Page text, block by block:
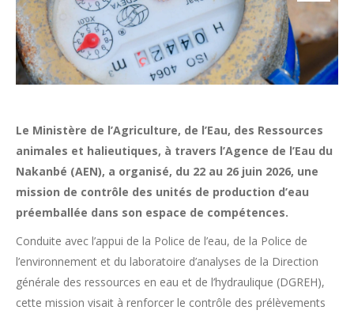
Le Ministère de l’Agriculture, de l’Eau, des Ressources
animales et halieutiques, à travers l’Agence de l’Eau du
Nakanbé (AEN), a organisé, du 22 au 26 juin 2026, une
mission de contrôle des unités de production d’eau
préemballée dans son espace de compétences.
Conduite avec l’appui de la Police de l’eau, de la Police de
l’environnement et du laboratoire d’analyses de la Direction
générale des ressources en eau et de l’hydraulique (DGREH),
cette mission visait à renforcer le contrôle des prélèvements